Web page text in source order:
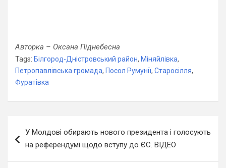
Авторка – Оксана Піднебесна
Tags: Білгород-Дністровський район, Міняйлівка,
Петропавлівська громада, Посол Румунії, Старосілля,
Фуратівка
записів
У Молдові обирають нового президента і голосують
на референдумі щодо вступу до ЄС. ВІДЕО